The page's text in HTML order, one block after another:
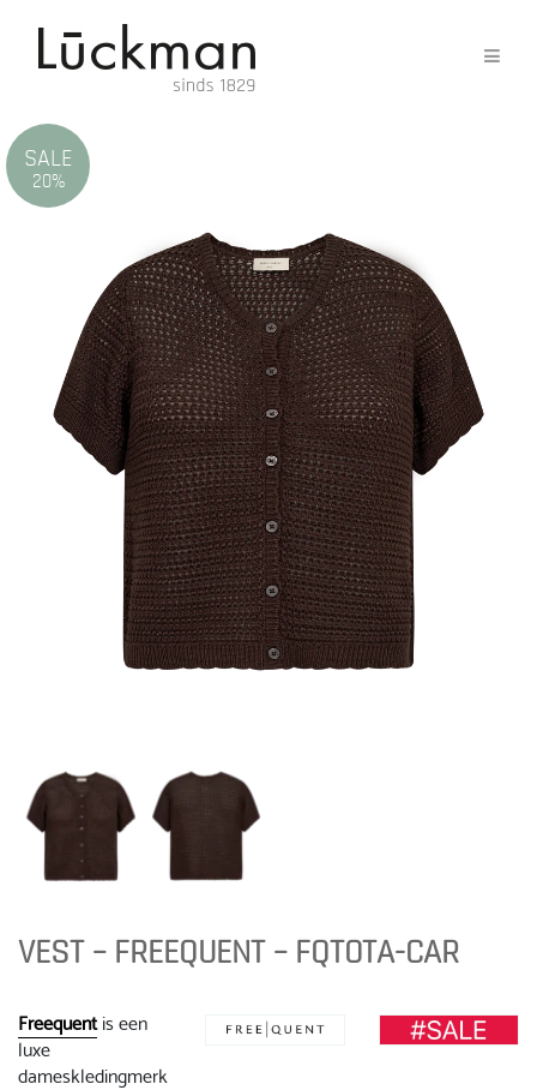
SALE
20%
VEST – FREEQUENT – FQTOTA-CAR
Freequentis een
luxe
dameskledingmerk